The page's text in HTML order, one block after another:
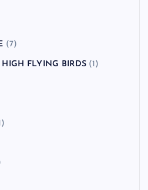
(7)
HIGH FLYING BIRDS(1)